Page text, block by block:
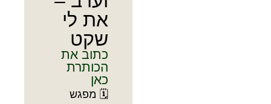
את לי
שקט
כתוב את
הכותרת
כאן
🗓 מפגש